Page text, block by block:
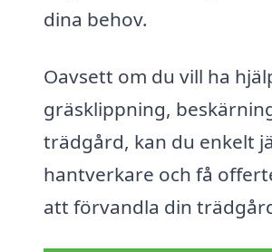
dina behov.
Oavsett om du vill ha
gräsklippning,
trädgård, kan du enkelt
hantverkare och få
att förvandla din